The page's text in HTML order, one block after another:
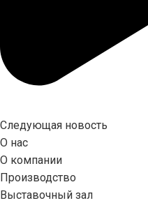
Следующая новость
О нас
О компании
Производство
Выставочный зал